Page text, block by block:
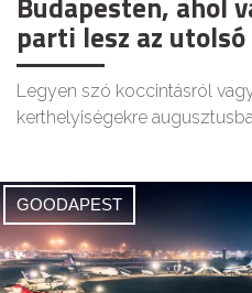
parti lesz az
Legyen szó koccintásról
kerthelyiségekre
GOODAPEST